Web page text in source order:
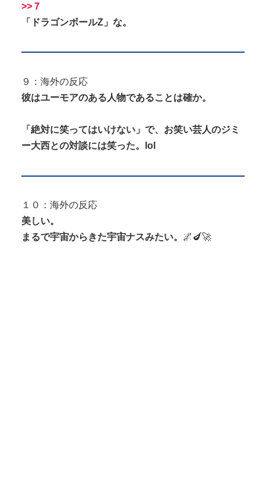
>>７
「ドラゴンボールZ」な。
９：海外の反応
彼はユーモアのある人物であることは確か。
「絶対に笑ってはいけない」で、お笑い芸人のジミ
ー大西との対談には笑った。lol
１０：海外の反応
美しい。
まるで宇宙からきた宇宙ナスみたい。
🌌🍆🚀